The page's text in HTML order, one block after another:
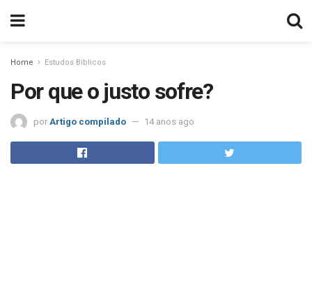
Home Estudos Bíblicos
Por que o justo sofre?
por Artigo compilado 14 anos ago